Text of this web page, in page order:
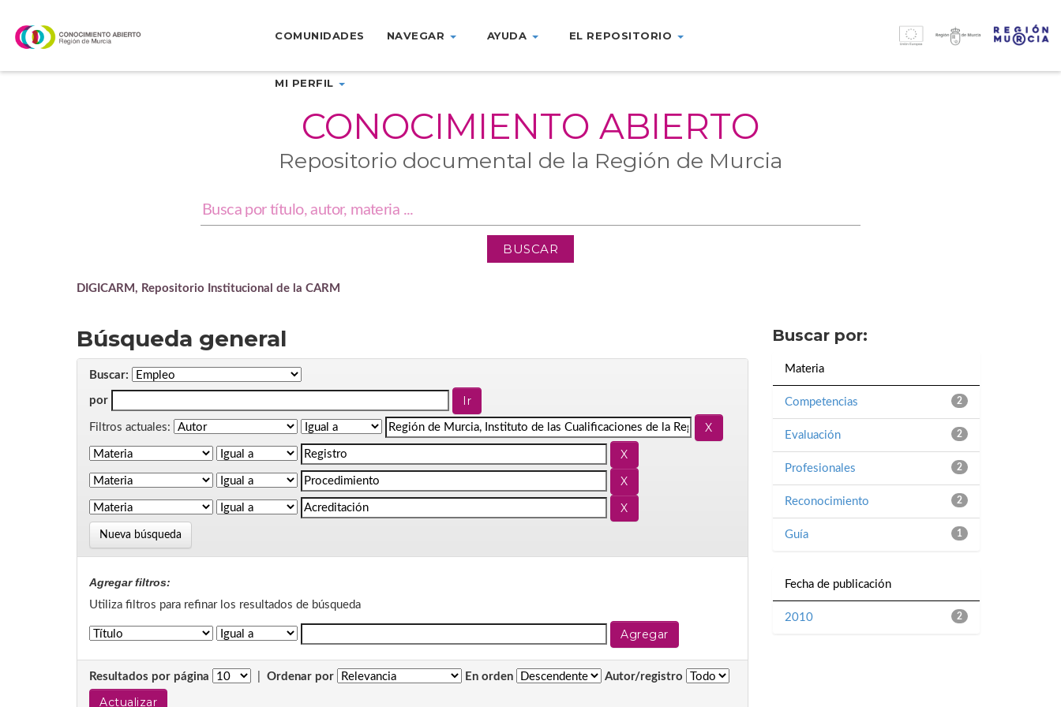
navigation
COMUNIDADES NAVEGAR AYUDA EL REPOSITORIO
MI PERFIL
CONOCIMIENTO ABIERTO
Repositorio documental de la Región de Murcia
DIGICARM, Repositorio Institucional de la CARM
Búsqueda general
Buscar:
por
Filtros actuales:
Nueva búsqueda
Agregar filtros:
Utiliza filtros para refinar los resultados de búsqueda
Resultados por página Ordenar por En orden Autor/registro
Buscar por:
Materia
2
Competencias
2
Evaluación
2
Profesionales
2
Reconocimiento
1
Guía
Fecha de publicación
2
2010